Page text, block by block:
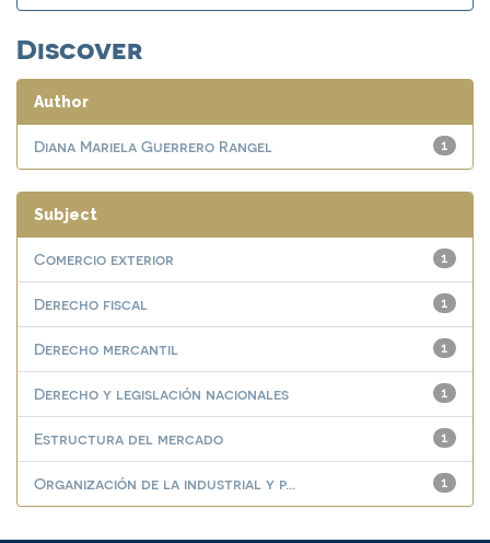
Discover
Author
1
Diana Mariela Guerrero Rangel
Subject
1
Comercio exterior
1
Derecho fiscal
1
Derecho mercantil
1
Derecho y legislación nacionales
1
Estructura del mercado
1
Organización de la industrial y p...